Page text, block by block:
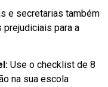
e secretarias também
prejudiciais para a
Use o checklist de 8
na sua escola